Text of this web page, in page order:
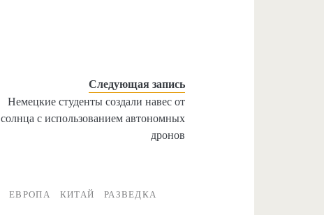
Следующая запись
Немецкие студенты создали навес от
солнца с использованием автономных
дронов
ЕВРОПА КИТАЙ РАЗВЕДКА